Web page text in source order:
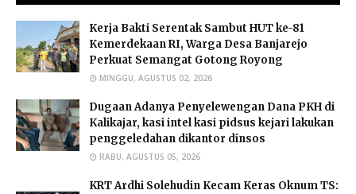
Kerja Bakti Serentak Sambut HUT ke-81
Kemerdekaan RI, Warga Desa Banjarejo
Perkuat Semangat Gotong Royong
MINGGU, AGUSTUS 02, 2026
Dugaan Adanya Penyelewengan Dana PKH di
Kalikajar, kasi intel kasi pidsus kejari lakukan
penggeledahan dikantor dinsos
RABU, AGUSTUS 05, 2026
​KRT Ardhi Solehudin Kecam Keras Oknum TS: